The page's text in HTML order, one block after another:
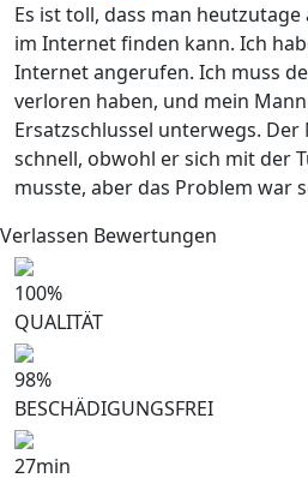
Es ist toll, dass man
im Internet finden kann. Ich
Internet angerufen. Ich muss
verloren haben, und mein
Ersatzschlussel unterwegs.
schnell, obwohl er sich mit der
musste, aber das Problem war
Verlassen Bewertungen
100%
QUALITÄT
98%
BESCHÄDIGUNGSFREI
27min